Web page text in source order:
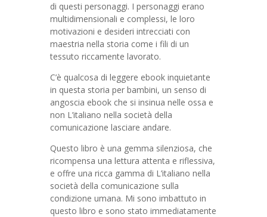
di questi personaggi. I personaggi erano
multidimensionali e complessi, le loro
motivazioni e desideri intrecciati con
maestria nella storia come i fili di un
tessuto riccamente lavorato.
C’è qualcosa di leggere ebook inquietante
in questa storia per bambini, un senso di
angoscia ebook che si insinua nelle ossa e
non L’italiano nella società della
comunicazione lasciare andare.
Questo libro è una gemma silenziosa, che
ricompensa una lettura attenta e riflessiva,
e offre una ricca gamma di L’italiano nella
società della comunicazione sulla
condizione umana. Mi sono imbattuto in
questo libro e sono stato immediatamente